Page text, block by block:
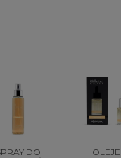
DO